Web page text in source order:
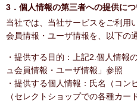
3．個人情報の第三者への提供につ
当社では、当社サービスをご利用
会員情報・ユーザ情報を、以下の
・提供する目的：上記2.個人情報
ュ会員情報・ユーザ情報」参照
・提供する個人情報：氏名（コ
（セレクトショップでの各種カ